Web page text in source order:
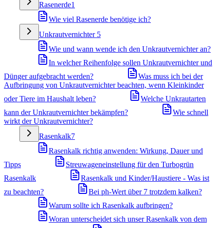
Rasenerde1
Wie viel Rasenerde benötige ich?
Unkrautvernichter 5
Wie und wann wende ich den Unkrautvernichter an?
In welcher Reihenfolge sollen Unkrautvernichter und
Dünger aufgebracht werden?
Was muss ich bei der
Aufbringung von Unkrautvernichter beachten, wenn Kleinkinder
oder Tiere im Haushalt leben?
Welche Unkrautarten
kann der Unkrautvernichter bekämpfen?
Wie schnell
wirkt der Unkrautvernichter?
Rasenkalk7
Rasenkalk richtig anwenden: Wirkung, Dauer und
Tipps
Streuwageneinstellung für den Turbogrün
Rasenkalk
Rasenkalk und Kinder/Haustiere - Was ist
zu beachten?
Bei ph-Wert über 7 trotzdem kalken?
Warum sollte ich Rasenkalk aufbringen?
Woran unterscheidet sich unser Rasenkalk von dem